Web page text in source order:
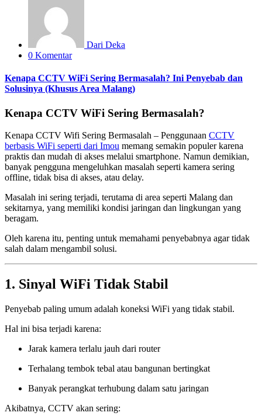
Dari Deka
0 Komentar
Kenapa CCTV WiFi Sering Bermasalah? Ini Penyebab dan
Solusinya (Khusus Area Malang)
Kenapa CCTV WiFi Sering Bermasalah?
Kenapa CCTV Wifi Sering Bermasalah – Penggunaan CCTV
berbasis WiFi seperti dari Imou memang semakin populer karena
praktis dan mudah di akses melalui smartphone. Namun demikian,
banyak pengguna mengeluhkan masalah seperti kamera sering
offline, tidak bisa di akses, atau delay.
Masalah ini sering terjadi, terutama di area seperti Malang dan
sekitarnya, yang memiliki kondisi jaringan dan lingkungan yang
beragam.
Oleh karena itu, penting untuk memahami penyebabnya agar tidak
salah dalam mengambil solusi.
1. Sinyal WiFi Tidak Stabil
Penyebab paling umum adalah koneksi WiFi yang tidak stabil.
Hal ini bisa terjadi karena:
Jarak kamera terlalu jauh dari router
Terhalang tembok tebal atau bangunan bertingkat
Banyak perangkat terhubung dalam satu jaringan
Akibatnya, CCTV akan sering: